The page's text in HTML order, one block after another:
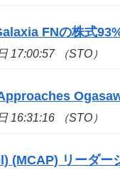
FNの株式
17:00:57 （STO）
16:31:16 （STO）
(MCAP) リーダ